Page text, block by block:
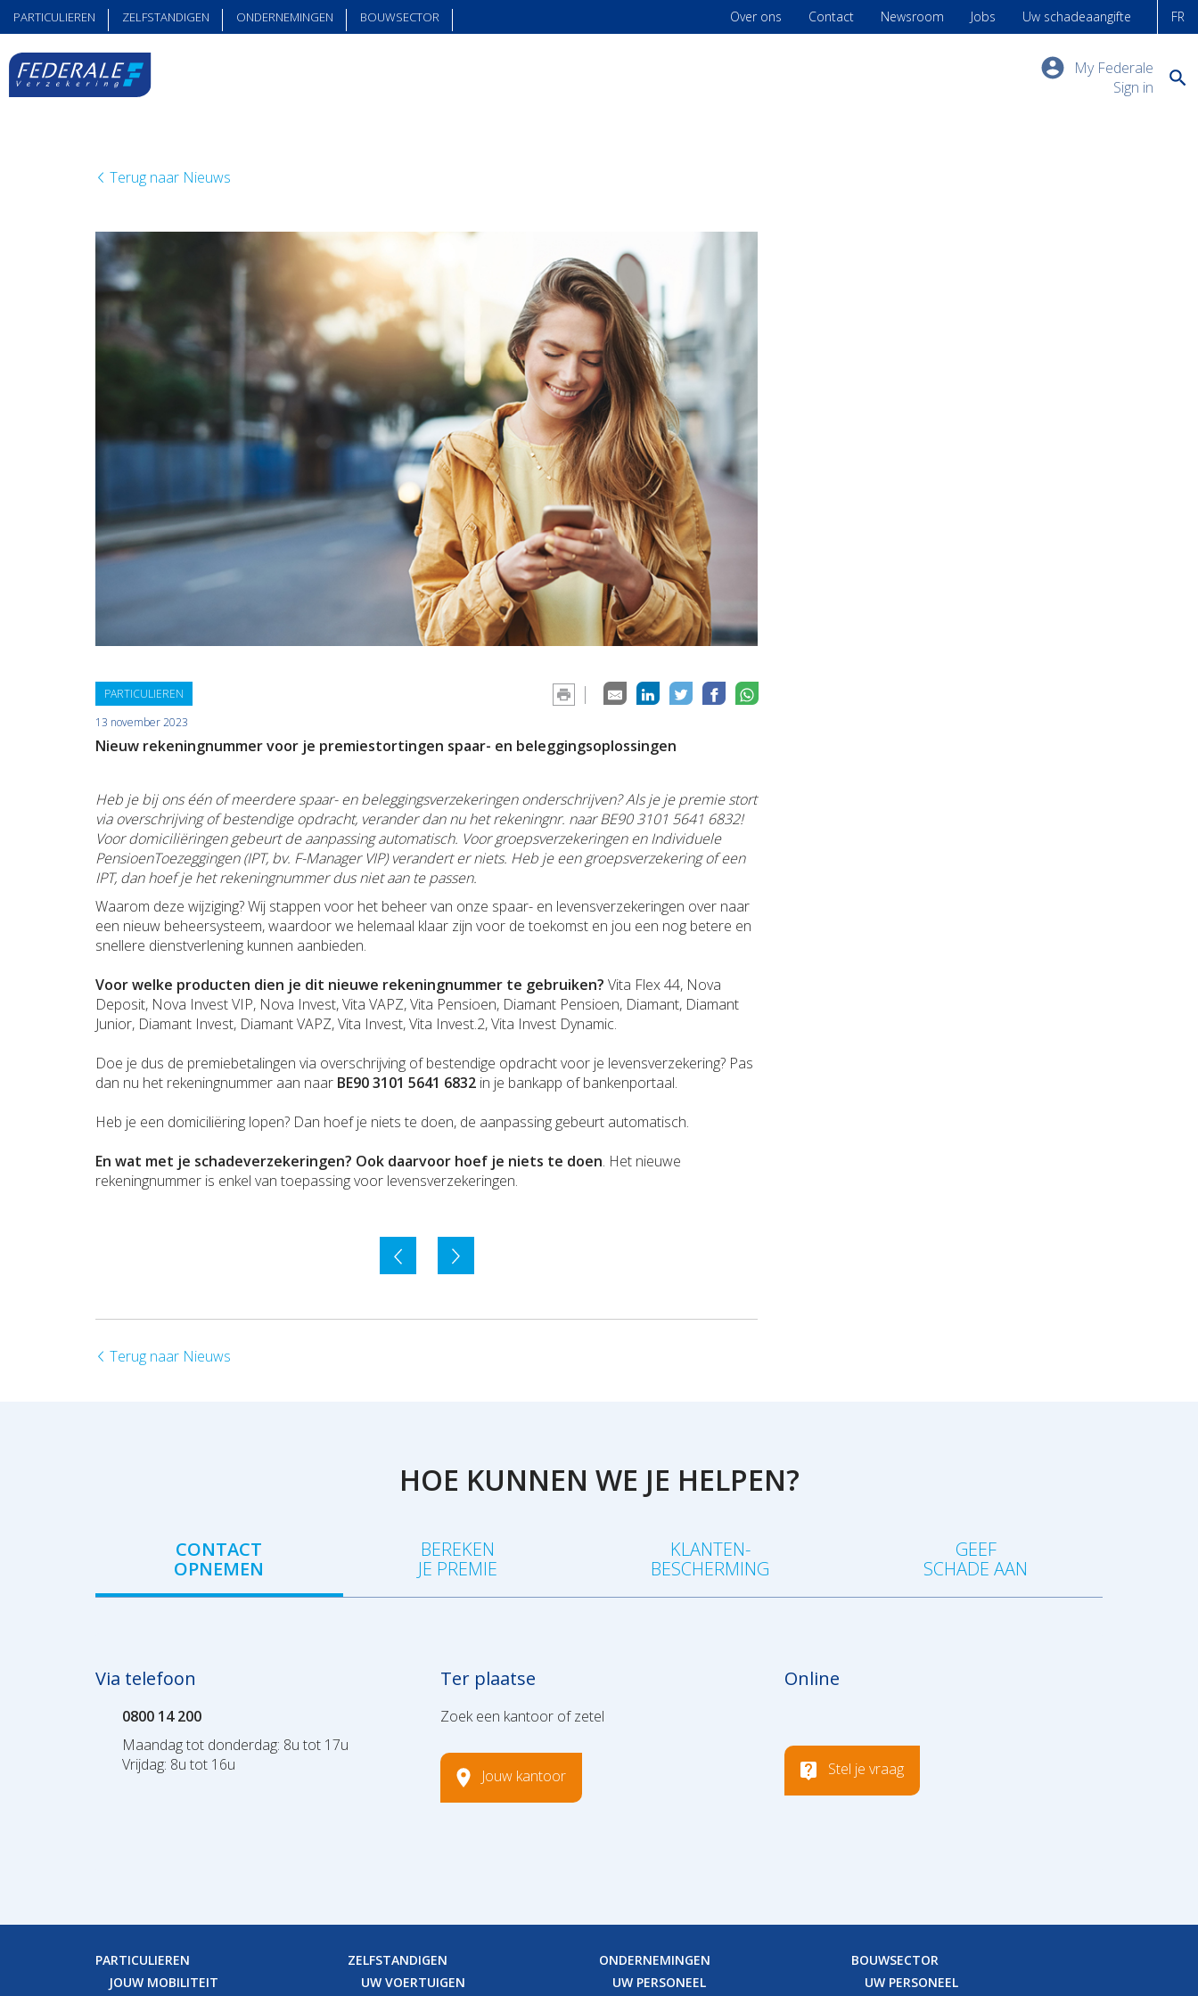
FR
My Federale
Sign in
PARTICULIEREN ZELFSTANDIGEN ONDERNEMINGEN BOUWSECTOR Over ons Contact Newsroom Jobs Uw schadeaangifte
Terug naar Nieuws
PARTICULIEREN
13 november 2023
Nieuw rekeningnummer voor je premiestortingen spaar- en beleggingsoplossingen
Heb je bij ons één of meerdere spaar- en beleggingsverzekeringen onderschrijven? Als je je premie stort
via overschrijving of bestendige opdracht, verander dan nu het rekeningnr. naar BE90 3101 5641 6832!
Voor domiciliëringen gebeurt de aanpassing automatisch. Voor groepsverzekeringen enIndividuele
PensioenToezeggingen (IPT, bv. F-Manager VIP)verandert er niets. Heb je een groepsverzekering of een
IPT, dan hoef je het rekeningnummer dus niet aan te passen.
Waarom deze wijziging? Wij stappen voor het beheer van onze spaar- en levensverzekeringen over naar
een nieuw beheersysteem, waardoor we helemaal klaar zijn voor de toekomst en jou een nog betere en
snellere dienstverlening kunnen aanbieden.
Voor welke producten dien je dit nieuwe rekeningnummer te gebruiken? Vita Flex 44, Nova
Deposit, Nova Invest VIP, Nova Invest, Vita VAPZ, Vita Pensioen, Diamant Pensioen, Diamant, Diamant
Junior, Diamant Invest, Diamant VAPZ, Vita Invest, Vita Invest.2, Vita Invest Dynamic.
Doe je dus de premiebetalingen via overschrijving of bestendige opdracht voor je levensverzekering? Pas
dan nu het rekeningnummer aan naar BE90 3101 5641 6832 in je bankapp of bankenportaal.
Heb je een domiciliëring lopen? Dan hoef je niets te doen, de aanpassing gebeurt automatisch.
En wat met je schadeverzekeringen? Ook daarvoor hoef je niets te doen. Het nieuwe
rekeningnummer is enkel van toepassing voor levensverzekeringen.
Terug naar Nieuws
HOE KUNNEN WE JE HELPEN?
CONTACT
OPNEMEN
BEREKEN
JE PREMIE
KLANTEN-
BESCHERMING
GEEF
SCHADE AAN
Via telefoon
0800 14 200
Maandag tot donderdag: 8u tot 17u
Vrijdag: 8u tot 16u
Ter plaatse
Zoek een kantoor of zetel
Jouw kantoor
Online
Stel je vraag
PARTICULIEREN
JOUW MOBILITEIT
ZELFSTANDIGEN
UW VOERTUIGEN
ONDERNEMINGEN
UW PERSONEEL
BOUWSECTOR
UW PERSONEEL